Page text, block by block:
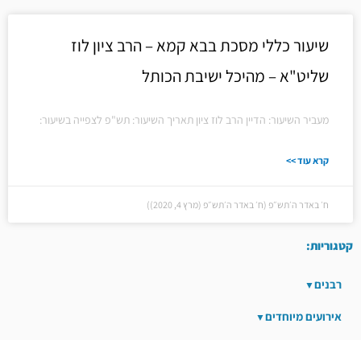
שיעור כללי מסכת בבא קמא – הרב ציון לוז
שליט"א – מהיכל ישיבת הכותל
מעביר השיעור: הדיין הרב לוז ציון תאריך השיעור: תש"פ לצפייה בשיעור:
קרא עוד >>
ח׳ באדר ה׳תש״פ (ח׳ באדר ה׳תש״פ (מרץ 4, 2020))
קטגוריות:
רבנים
אירועים מיוחדים